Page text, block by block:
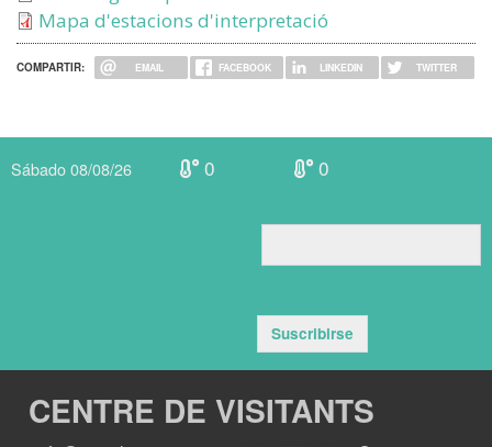
Mapa d'estacions d'interpretació
COMPARTIR: EMAIL FACEBOOK LINKEDIN TWITTER
Sábado 08/08/26 0 0
Suscribirse
CENTRE DE VISITANTS